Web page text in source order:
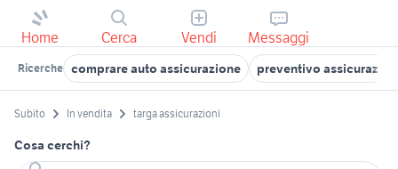
Home Cerca Vendi Messaggi
Ricerche comprare auto assicurazione preventivo
Subito In vendita targa assicurazioni
Cosa cerchi?